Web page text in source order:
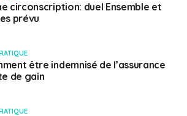
circonscription: duel Ensemble et
prévu
être indemnisé de l’assurance
de gain